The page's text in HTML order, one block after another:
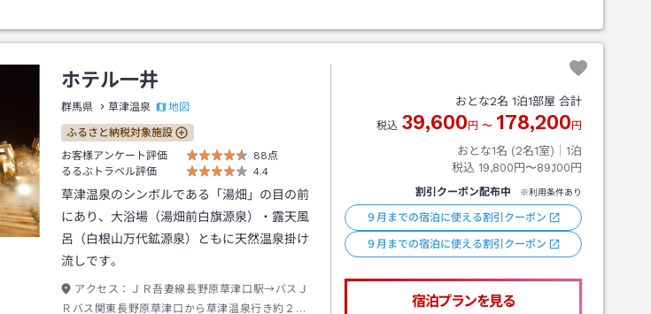
ホテル一井
群馬県 草津温泉 地図
ふるさと納税対象施設
お客様アンケート評価
88点
るるぶトラベル評価
4.4
草津温泉のシンボルである「湯畑」の目の前
にあり、大浴場（湯畑前白旗源泉）・露天風
呂（白根山万代鉱源泉）ともに天然温泉掛け
流しです。
アクセス：
ＪＲ吾妻線長野原草津口駅→バスＪ
Ｒバス関東長野原草津口から草津温泉行き約２５
おとな2名 1泊1部屋 合計
税込 39,600 円 〜 178,200 円
おとな1名 (2名1室)｜ 1泊
税込 19,800円〜89,100円
割引クーポン配布中 ※利用条件あり
９月までの宿泊に使える割引クーポン
９月までの宿泊に使える割引クーポン
宿泊プランを見る